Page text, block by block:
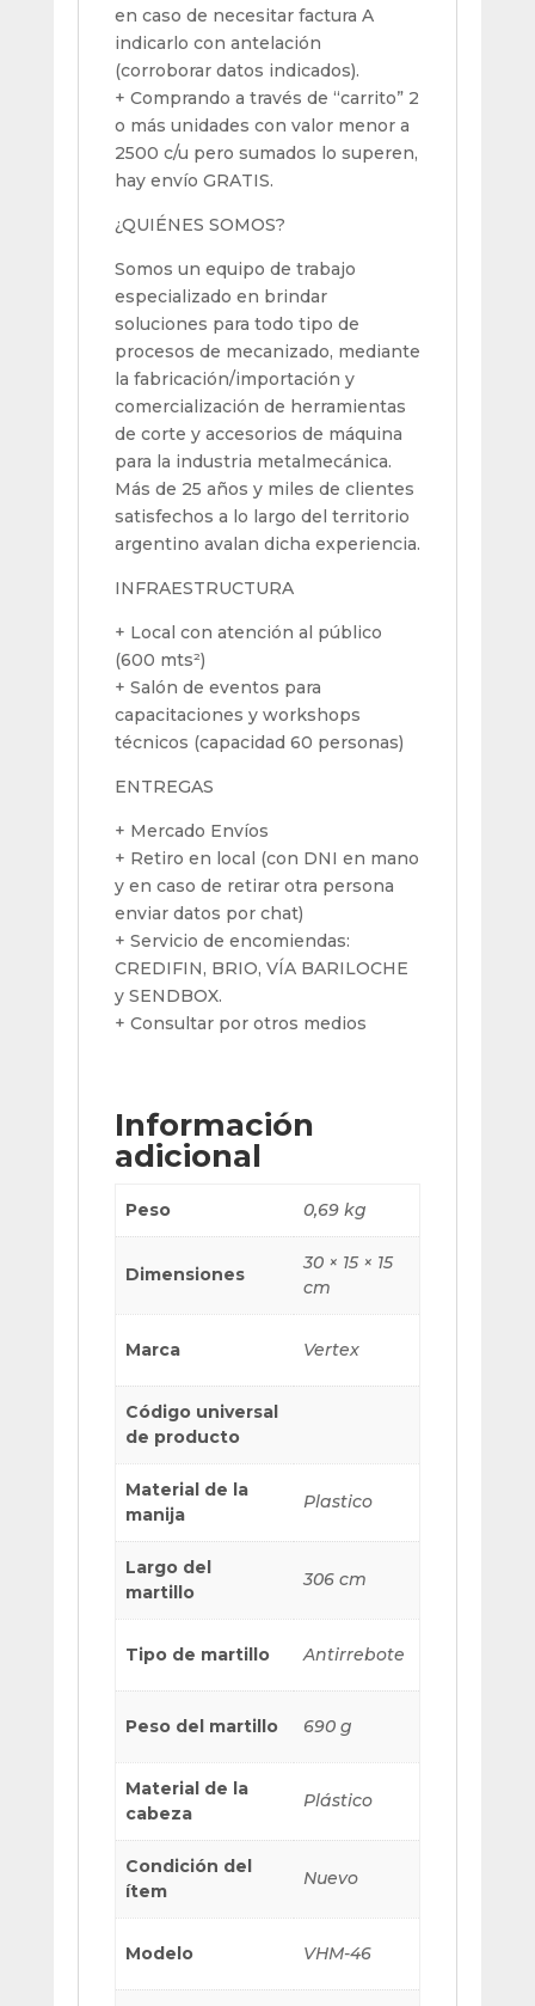
en caso de necesitar factura A
indicarlo con antelación
(corroborar datos indicados).
+ Comprando a través de “carrito” 2
o más unidades con valor menor a
2500 c/u pero sumados lo superen,
hay envío GRATIS.
¿QUIÉNES SOMOS?
Somos un equipo de trabajo
especializado en brindar
soluciones para todo tipo de
procesos de mecanizado, mediante
la fabricación/importación y
comercialización de herramientas
de corte y accesorios de máquina
para la industria metalmecánica.
Más de 25 años y miles de clientes
satisfechos a lo largo del territorio
argentino avalan dicha experiencia.
INFRAESTRUCTURA
+ Local con atención al público
(600 mts²)
+ Salón de eventos para
capacitaciones y workshops
técnicos (capacidad 60 personas)
ENTREGAS
+ Mercado Envíos
+ Retiro en local (con DNI en mano
y en caso de retirar otra persona
enviar datos por chat)
+ Servicio de encomiendas:
CREDIFIN, BRIO, VÍA BARILOCHE
y SENDBOX.
+ Consultar por otros medios
Información
adicional
Peso 0,69 kg
Dimensiones
30 × 15 × 15
cm
Marca Vertex
Código universal
de producto
Material de la
manija
Plastico
Largo del
martillo
306 cm
Tipo de martillo Antirrebote
Peso del martillo 690 g
Material de la
cabeza
Plástico
Condición del
ítem
Nuevo
Modelo VHM-46